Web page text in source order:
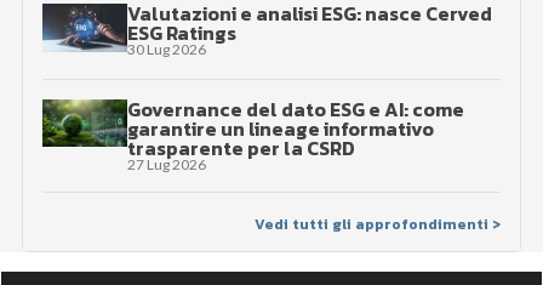
Valutazioni e analisi ESG: nasce Cerved
ESG Ratings
30 Lug 2026
Governance del dato ESG e AI: come
garantire un lineage informativo
trasparente per la CSRD
27 Lug 2026
Vedi tutti gli approfondimenti >